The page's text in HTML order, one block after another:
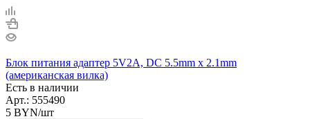
Блок питания адаптер 5V2A, DC 5.5mm x 2.1mm
(американская вилка)
Есть в наличии
Арт.: 555490
5 BYN/шт